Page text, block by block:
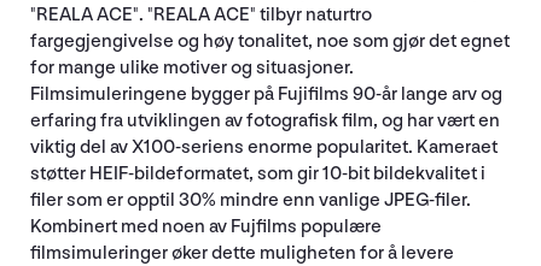
"REALA ACE". "REALA ACE" tilbyr naturtro
fargegjengivelse og høy tonalitet, noe som gjør det egnet
for mange ulike motiver og situasjoner.
Filmsimuleringene bygger på Fujifilms 90-år lange arv og
erfaring fra utviklingen av fotografisk film, og har vært en
viktig del av X100-seriens enorme popularitet. Kameraet
støtter HEIF-bildeformatet, som gir 10-bit bildekvalitet i
filer som er opptil 30% mindre enn vanlige JPEG-filer.
Kombinert med noen av Fujfilms populære
filmsimuleringer øker dette muligheten for å levere